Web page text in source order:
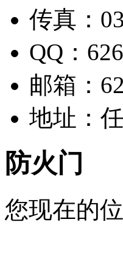
传真：
QQ：
邮箱：
地址：
防火门
您现在的位